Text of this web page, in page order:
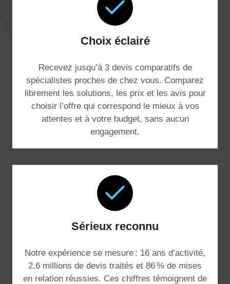
Choix éclairé
Recevez jusqu’à 3 devis comparatifs de
spécialistes proches de chez vous. Comparez
librement les solutions, les prix et les avis pour
choisir l’offre qui correspond le mieux à vos
attentes et à votre budget, sans aucun
engagement.
Sérieux reconnu
Notre expérience se mesure : 16 ans d’activité,
2,6 millions de devis traités et 86 % de mises
en relation réussies. Ces chiffres témoignent de